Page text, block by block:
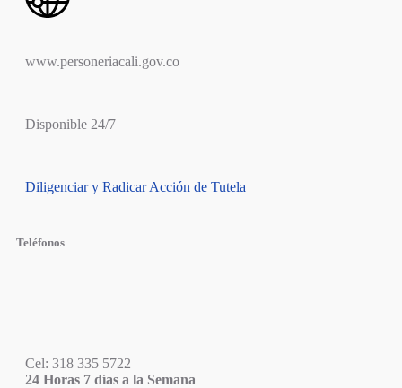
www.personeriacali.gov.co
Disponible 24/7
Diligenciar y Radicar Acción de Tutela
Teléfonos
Cel: 318 335 5722
24 Horas 7 días a la Semana